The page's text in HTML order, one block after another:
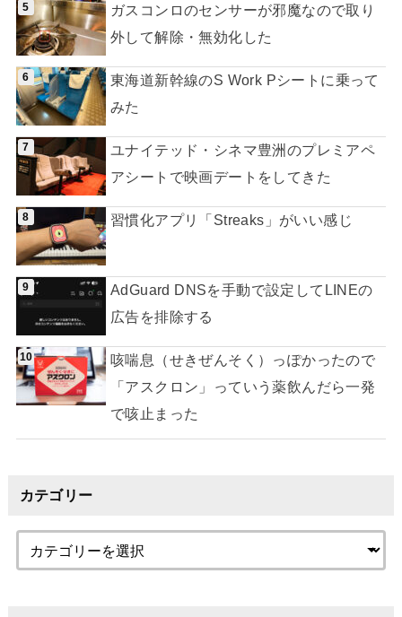
ガスコンロのセンサーが邪魔なので取り
外して解除・無効化した
東海道新幹線のS Work Pシートに乗って
みた
ユナイテッド・シネマ豊洲のプレミアペ
アシートで映画デートをしてきた
習慣化アプリ「Streaks」がいい感じ
AdGuard DNSを手動で設定してLINEの
広告を排除する
咳喘息（せきぜんそく）っぽかったので
「アスクロン」っていう薬飲んだら一発
で咳止まった
カテゴリー